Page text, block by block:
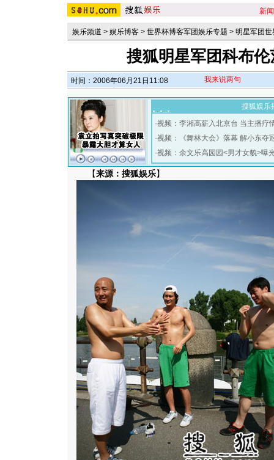
新闻
娱乐频道 > 娱乐博客 > 世界杯博客军团娱乐专题 > 明星军团
搜狐明星军团科布
时间：2006年06月21日11:08 我来说两句
搜狐娱乐
·视频：李湘高薪入北京台 当主播疗
·视频：《舞林大会》落幕 解小东夺
·视频：余文乐高园园<男才女貌>曝
【来源：搜狐娱乐】